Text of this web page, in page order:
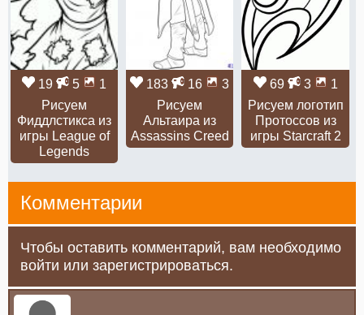
19 5
1
Рисуем
Фиддлстикса из
игры League of
Legends
183 16
3
Рисуем
Альтаира из
Assassins Creed
69 3
1
Рисуем логотип
Протоссов из
игры Starcraft 2
Комментарии
Чтобы оставить комментарий, вам необходимо
войти или зарегистрироваться.